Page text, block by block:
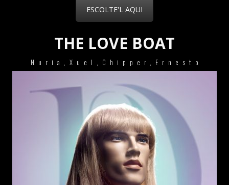
ESCOLTE'L AQUI
THE LOVE BOAT
Nuria,Xuel,Chipper,Ernesto